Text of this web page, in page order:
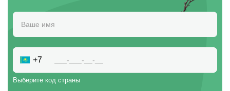
+7
Выберите код страны